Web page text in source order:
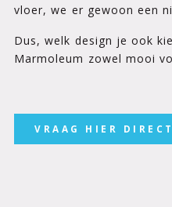
vloer, we er gewoon een
Dus, welk design je ook
Marmoleum zowel mooi
VRAAG HIER